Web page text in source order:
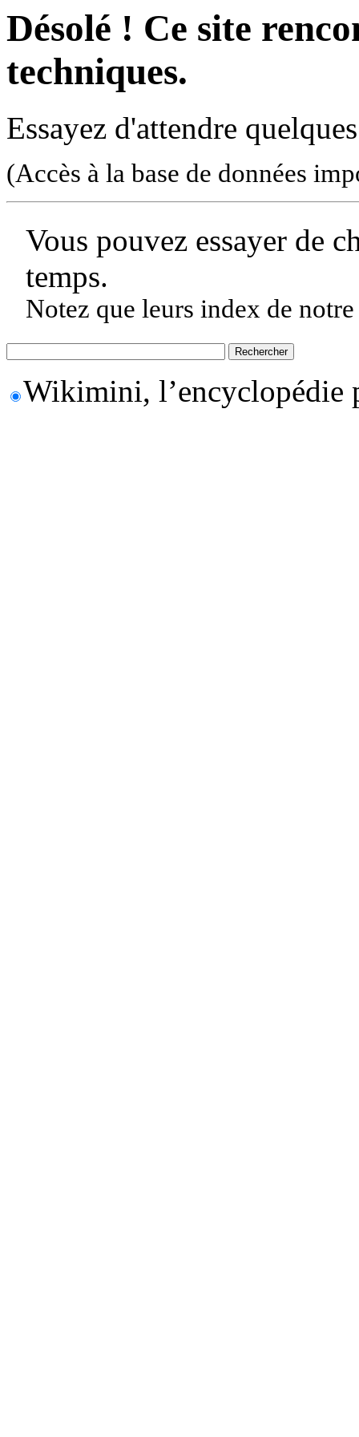
Désolé ! Ce site
techniques.
Essayez d'attendre
(Accès à la base de données
Vous pouvez essayer de
temps.
Notez que leurs index de
Wikimini, l’encyclopédie